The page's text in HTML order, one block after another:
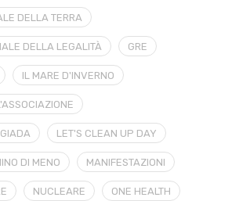
DELLA TERRA
DELLA LEGALITÀ GRE
IL MARE D'INVERNO
LET'S CLEAN UP DAY
DI MENO MANIFESTAZIONI
NUCLEARE ONE HEALTH